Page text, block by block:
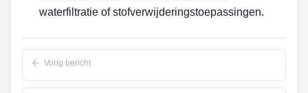
waterfiltratie of stofverwijderingstoepassingen.
Vorig bericht